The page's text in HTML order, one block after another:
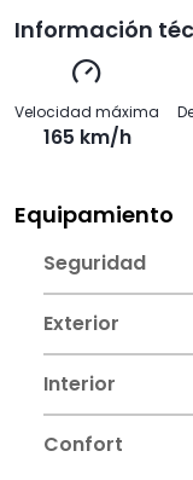
Información
Velocidad máxima
165 km/h
Equipamiento
Seguridad
Exterior
Interior
Confort